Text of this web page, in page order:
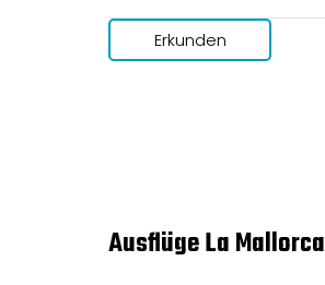
Erkunden
Ausflüge La Mallorca